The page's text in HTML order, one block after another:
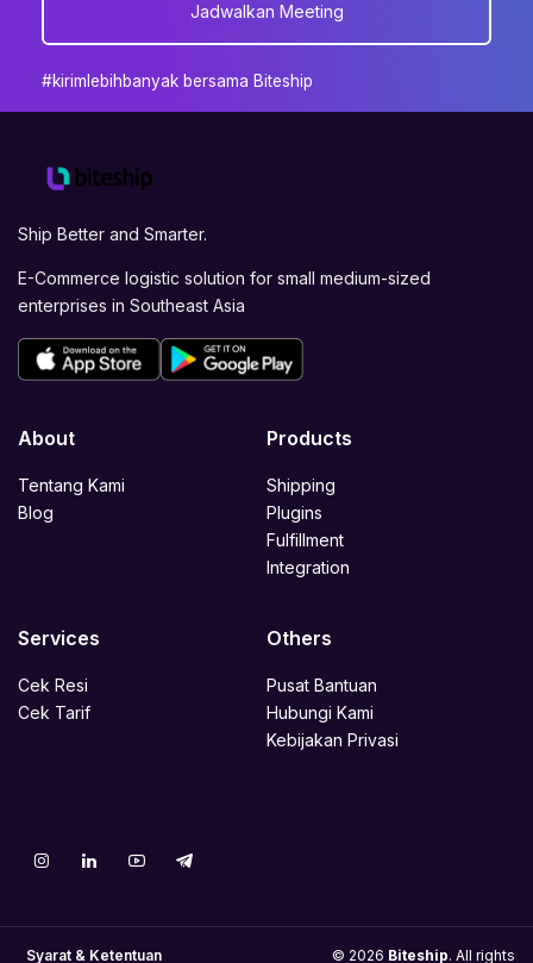
Jadwalkan Meeting
#kirimlebihbanyak bersama Biteship
Ship Better and Smarter.
E-Commerce logistic solution for small medium-sized
enterprises in Southeast Asia
About
Tentang Kami
Blog
Products
Shipping
Plugins
Fulfillment
Integration
Services
Cek Resi
Cek Tarif
Others
Pusat Bantuan
Hubungi Kami
Kebijakan Privasi
Syarat & Ketentuan © 2026 Biteship. All rights